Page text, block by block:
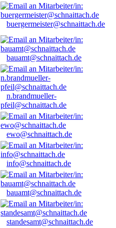
buergermeister@schnaittach.de
bauamt@schnaittach.de
n.brandmueller-
pfeil@schnaittach.de
ewo@schnaittach.de
info@schnaittach.de
bauamt@schnaittach.de
standesamt@schnaittach.de